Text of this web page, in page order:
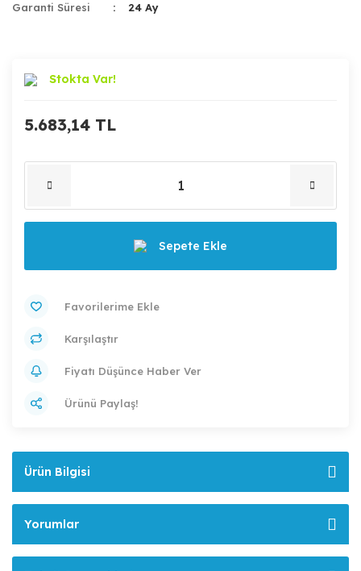
Garanti Süresi
24 Ay
Stokta Var!
5.683,14 TL
Sepete Ekle
Karşılaştır
Fiyatı Düşünce Haber Ver
Ürünü Paylaş!
Ürün Bilgisi
Yorumlar